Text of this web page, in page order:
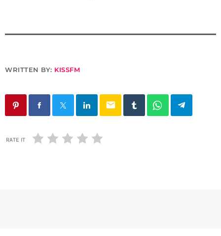
WRITTEN BY: KISSFM
email
RATE IT